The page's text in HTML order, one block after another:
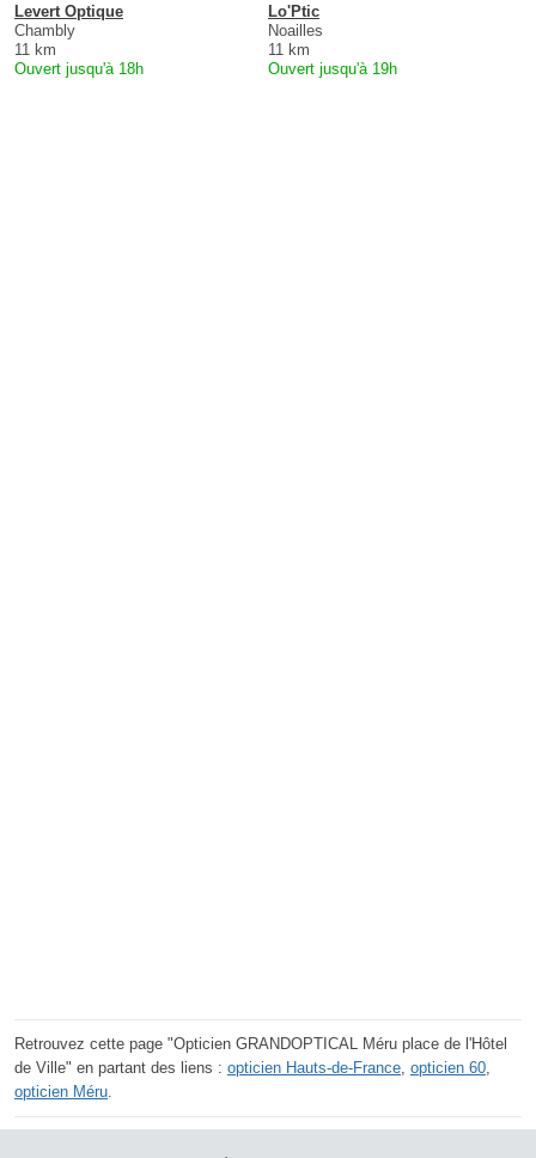
Levert Optique
Chambly
11 km
Ouvert jusqu'à 18h
Lo'Ptic
Noailles
11 km
Ouvert jusqu'à 19h
Retrouvez cette page "Opticien GRANDOPTICAL Méru place de l'Hôtel
de Ville" en partant des liens : opticien Hauts-de-France opticien 60
opticien Méru